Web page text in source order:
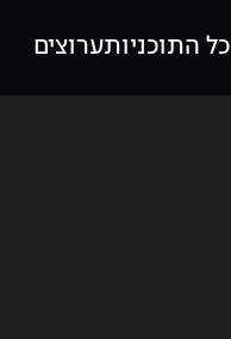
כל התוכניותערוצים